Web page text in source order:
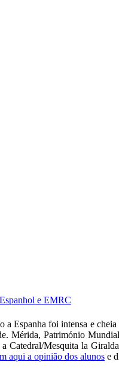
e EMRC
a Espanha foi intensa e
Mérida, Património
Catedral/Mesquita la
aqui a opinião dos alunose